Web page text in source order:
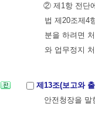
② 제1항 전단
법 제20조제4
분을 하려면
와 업무정지
제13조(보고와
안전청장을 말